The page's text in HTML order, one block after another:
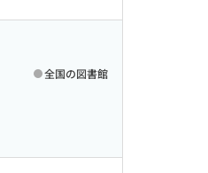
全国の図書館